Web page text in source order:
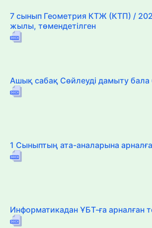
7 сынып Геометрия КТЖ (КТП) /
жылы, төмендетілген
Ашық сабақ Сөйлеуді дамыту
1 Сыныптың ата-аналарына
Информатикадан ҰБТ-ға арналған